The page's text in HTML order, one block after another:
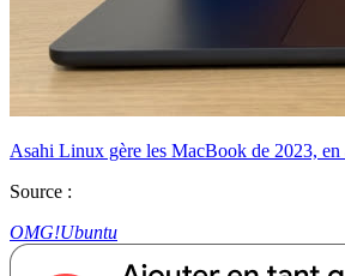
Asahi Linux gère les MacBook de 2023, en
Source :
OMG!Ubuntu